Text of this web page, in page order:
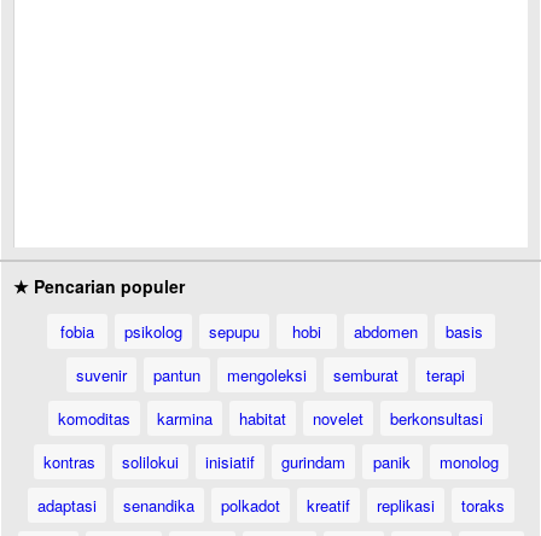
★ Pencarian populer
fobia psikolog sepupu hobi abdomen
basis
suvenir
pantun mengoleksi semburat
terapi
komoditas
karmina habitat novelet
berkonsultasi
kontras
solilokui inisiatif gurindam panik
monolog
adaptasi
senandika polkadot kreatif replikasi
toraks